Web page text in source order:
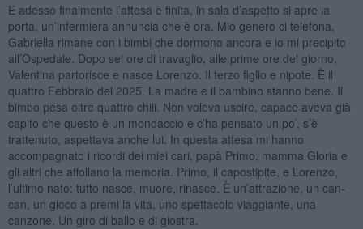
E adesso finalmente l’attesa è finita, in sala d’aspetto si apre la
porta, un’infermiera annuncia che è ora. Mio genero ci telefona,
Gabriella rimane con i bimbi che dormono ancora e io mi precipito
all’Ospedale. Dopo sei ore di travaglio, alle prime ore del giorno,
Valentina partorisce e nasce Lorenzo. Il terzo figlio e nipote. È il
quattro Febbraio del 2025. La madre e il bambino stanno bene. Il
bimbo pesa oltre quattro chili. Non voleva uscire, capace aveva già
capito che questo è un mondaccio e c’ha pensato un po’, s’è
trattenuto, aspettava anche lui. In questa attesa mi hanno
accompagnato i ricordi dei miei cari, papà Primo, mamma Gloria e
gli altri che affollano la memoria. Primo, il capostipite, e Lorenzo,
l’ultimo nato: tutto nasce, muore, rinasce. È un’attrazione, un can-
can, un gioco a premi la vita, uno spettacolo viaggiante, una
canzone. Un giro di ballo e di giostra.